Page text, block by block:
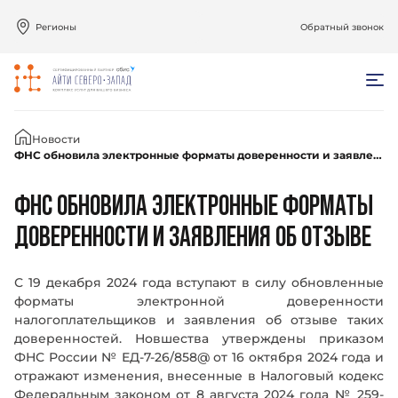
Регионы Обратный звонок
Главная
Новости
ФНС обновила электронные форматы доверенности и заявления об отзыве
ФНС ОБНОВИЛА ЭЛЕКТРОННЫЕ ФОРМАТЫ
ДОВЕРЕННОСТИ И ЗАЯВЛЕНИЯ ОБ ОТЗЫВЕ
С 19 декабря 2024 года вступают в силу обновленные
форматы электронной доверенности
налогоплательщиков и заявления об отзыве таких
доверенностей. Новшества утверждены приказом
ФНС России № ЕД-7-26/858@ от 16 октября 2024 года и
отражают изменения, внесенные в Налоговый кодекс
Федеральным законом от 8 августа 2024 года № 259-